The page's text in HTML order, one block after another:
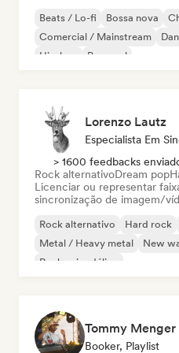
Beats / Lo-fi Bossa nova
Comercial / Mainstream
Hip-hop
Pop soul
Lorenzo Lautz
Especialista Em
> 1600 feedbacks
Rock alternativoDream pop
Licenciar ou representar
sincronização de imagem/
Rock alternativo Hard rock
Metal / Heavy metal
New
Rock psicodélico
Tommy Menger
Booker, Playlist